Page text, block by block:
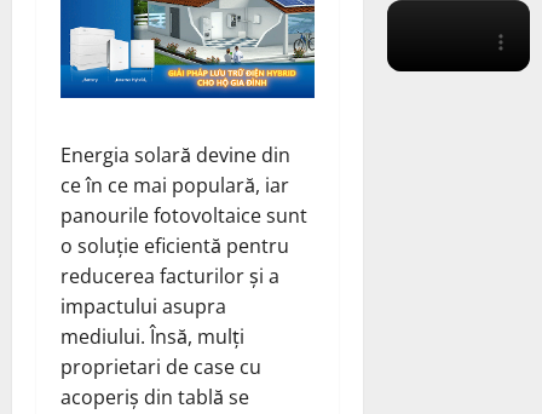
Energia solară devine din
ce în ce mai populară, iar
panourile fotovoltaice sunt
o soluție eficientă pentru
reducerea facturilor și a
impactului asupra
mediului. Însă, mulți
proprietari de case cu
acoperiș din tablă se